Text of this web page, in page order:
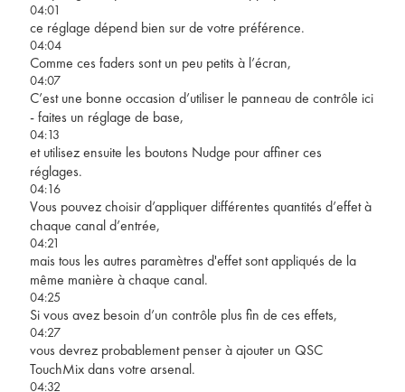
04:01
ce réglage dépend bien sur de votre préférence.
04:04
Comme ces faders sont un peu petits à l’écran,
04:07
C’est une bonne occasion d’utiliser le panneau de contrôle ici
- faites un réglage de base,
04:13
et utilisez ensuite les boutons Nudge pour affiner ces
réglages.
04:16
Vous pouvez choisir d’appliquer différentes quantités d’effet à
chaque canal d’entrée,
04:21
mais tous les autres paramètres d'effet sont appliqués de la
même manière à chaque canal.
04:25
Si vous avez besoin d’un contrôle plus fin de ces effets,
04:27
vous devrez probablement penser à ajouter un QSC
TouchMix dans votre arsenal.
04:32